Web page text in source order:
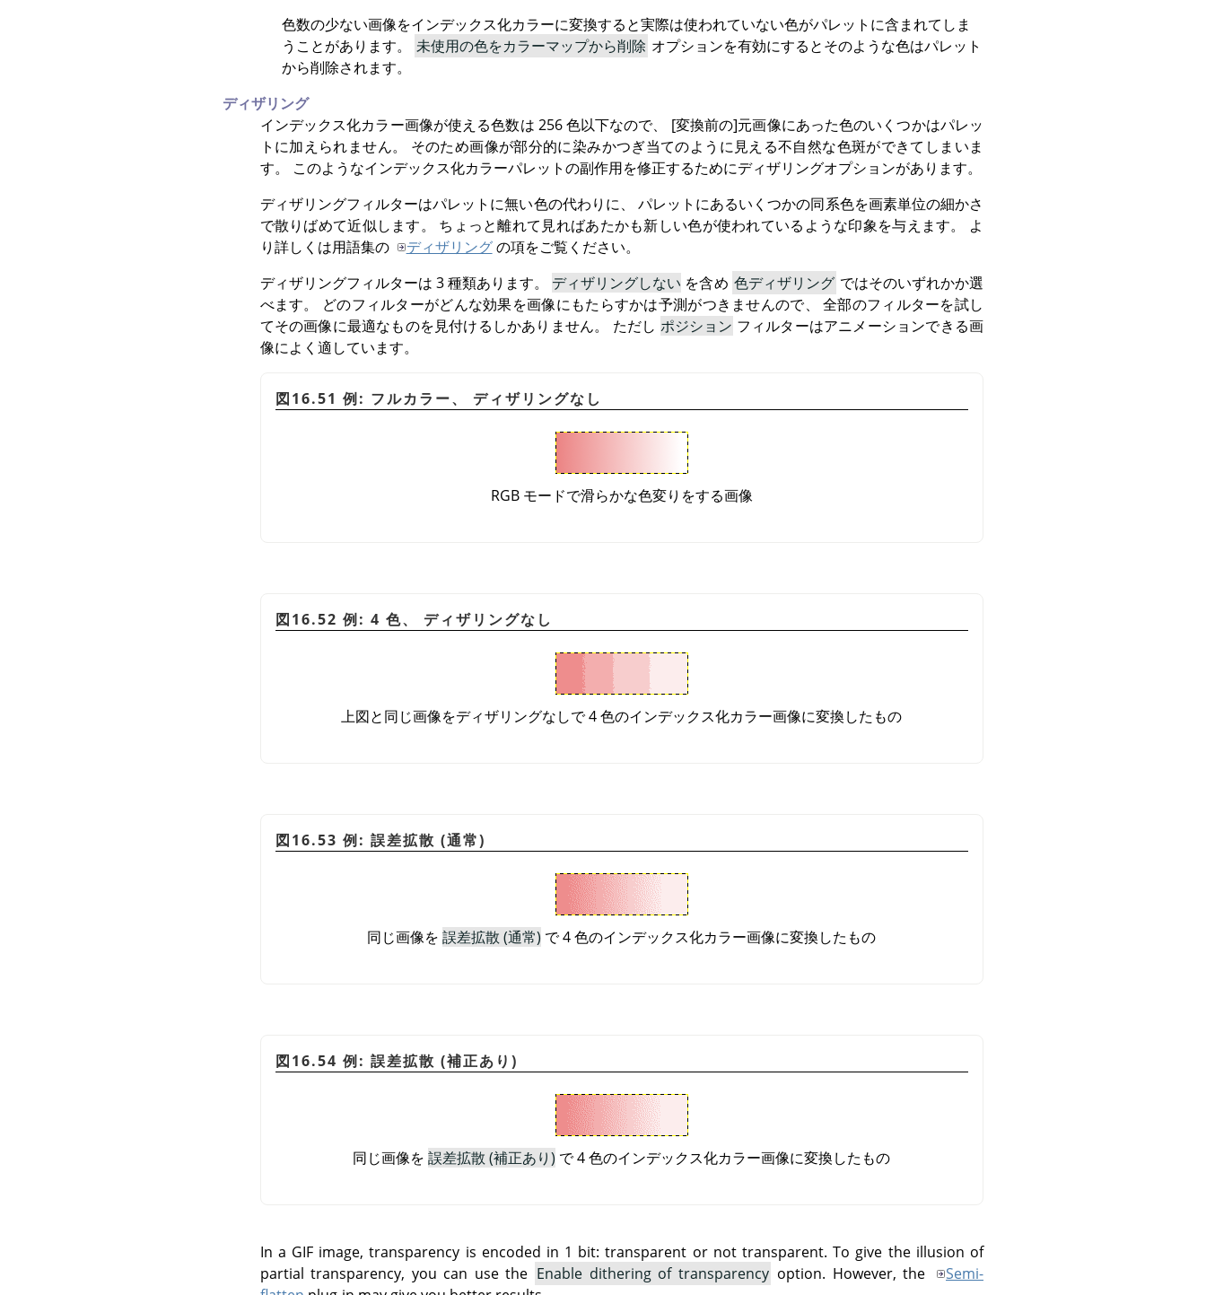
色数の少ない画像をインデックス化カラーに変換すると実際は使われていない色がパレットに含まれてしま
うことがあります。
未使用の色をカラーマップから削除 オプションを有効にするとそのような色はパレット
から削除されます。
ディザリング
インデックス化カラー画像が使える色数は 256 色以下なので、 [変換前の]元画像にあった色のいくつかはパレッ
トに加えられません。 そのため画像が部分的に染みかつぎ当てのように見える不自然な色斑ができてしまいま
す。 このようなインデックス化カラーパレットの副作用を修正するためにディザリングオプションがあります。
ディザリングフィルターはパレットに無い色の代わりに、 パレットにあるいくつかの同系色を画素単位の細かさ
で散りばめて近似します。 ちょっと離れて見ればあたかも新しい色が使われているような印象を与えます。 よ
り詳しくは用語集の
ディザリングの項をご覧ください。
ディザリングフィルターは 3 種類あります。 ディザリングしない を含め 色ディザリング ではそのいずれかか選
べます。 どのフィルターがどんな効果を画像にもたらすかは予測がつきませんので、 全部のフィルターを試し
てその画像に最適なものを見付けるしかありません。 ただし ポジション フィルターはアニメーションできる画
像によく適しています。
図16.51 例: フルカラー、 ディザリングなし
RGBモードで滑らかな色変りをする画像
図16.52 例: 4 色、 ディザリングなし
上図と同じ画像をディザリングなしで 4 色のインデックス化カラー画像に変換したもの
図16.53 例: 誤差拡散 (通常)
同じ画像を誤差拡散 (通常) で 4 色のインデックス化カラー画像に変換したもの
図16.54 例: 誤差拡散 (補正あり)
同じ画像を誤差拡散 (補正あり) で 4 色のインデックス化カラー画像に変換したもの
In a GIF image, transparency is encoded in 1 bit: transparent or not transparent. To give the illusion of
partial transparency, you can use the Enable dithering of transparency option. However, the
Semi-